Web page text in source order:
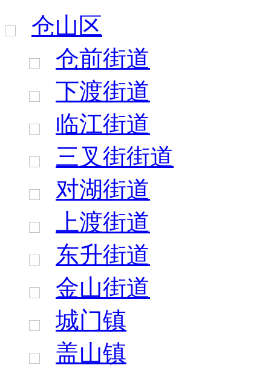
仓山区
仓前街道
下渡街道
临江街道
三叉街街道
对湖街道
上渡街道
东升街道
金山街道
城门镇
盖山镇